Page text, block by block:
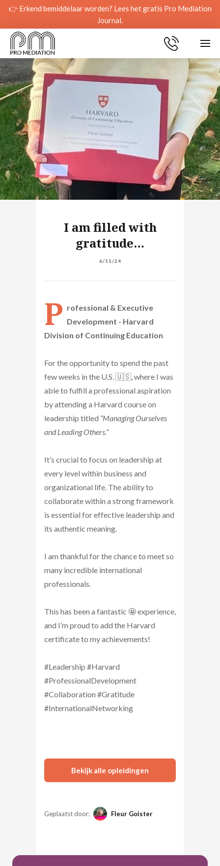
👉 Erkend bemiddelaar worden? Lees het gratis Pro Mediation
Journal.
I am filled with
gratitude…
6/11/24
P rofessional & Executive
Development - Harvard
Division of Continuing Education
For the opportunity to spend the past
few weeks in the U.S. 🇺🇸, where I was
able to fulfill a professional aspiration
by attending a Harvard course on
leadership titled “Managing Ourselves
and Leading Others.”
It’s crucial to focus on leadership at
every level within business and
organizational life. The ability to
collaborate within a strong framework
is essential for effective leadership and
its authentic meaning.
I am thankful for the chance to meet so
many incredible international
professionals.
This has been a fantastic 🤩 experience,
and I’m proud to add the Harvard
certificate to my achievements!
#Leadership #Harvard
#ProfessionalDevelopment
#Collaboration #Gratitude
#InternationalNetworking
Bekijk alle opleidingen
Geplaatst door: Fleur Goister